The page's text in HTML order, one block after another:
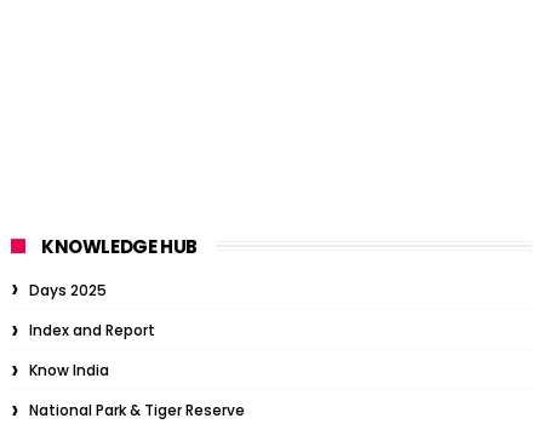
KNOWLEDGE HUB
Days 2025
Index and Report
Know India
National Park & Tiger Reserve